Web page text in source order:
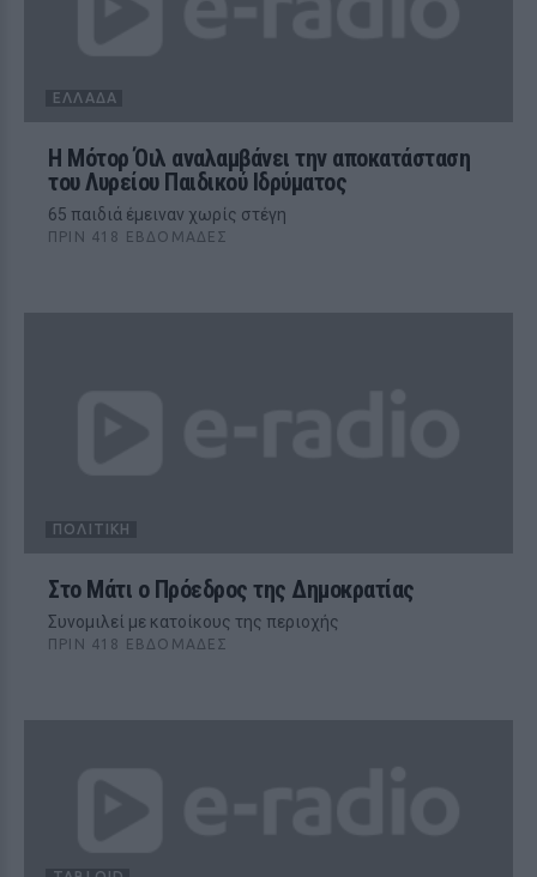
ΕΛΛΆΔΑ
Η Μότορ Όιλ αναλαμβάνει την αποκατάσταση
του Λυρείου Παιδικού Ιδρύματος
65 παιδιά έμειναν χωρίς στέγη
ΠΡΙΝ 418 ΕΒΔΟΜΆΔΕΣ
ΠΟΛΙΤΙΚΉ
Στο Μάτι ο Πρόεδρος της Δημοκρατίας
Συνομιλεί με κατοίκους της περιοχής
ΠΡΙΝ 418 ΕΒΔΟΜΆΔΕΣ